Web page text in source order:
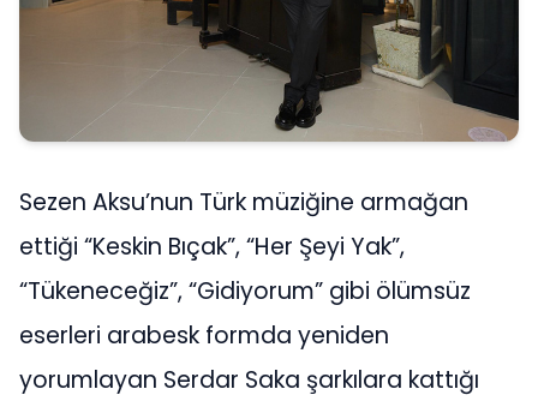
Sezen Aksu’nun Türk müziğine armağan
ettiği “Keskin Bıçak”, “Her Şeyi Yak”,
“Tükeneceğiz”, “Gidiyorum” gibi ölümsüz
eserleri arabesk formda yeniden
yorumlayan Serdar Saka şarkılara kattığı